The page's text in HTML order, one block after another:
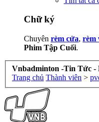
Chữ ký
Chuyên rèm cửa, rèm
Phim Tập Cuối.
Vnbadminton -Tin Tức -
Trang chủ Thành viên >